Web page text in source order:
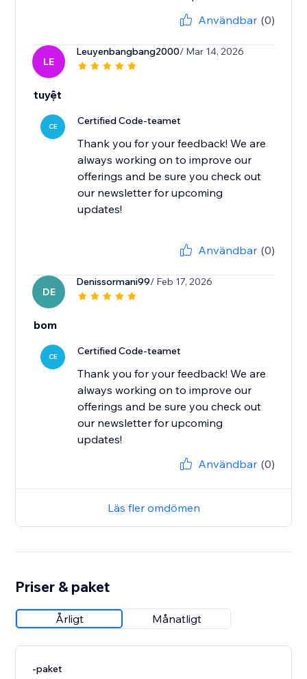
Användbar (0)
LE
Leuyenbangbang2000/ Mar 14, 2026
tuyệt
CE Certified Code-teamet
Thank you for your feedback! We are
always working on to improve our
offerings and be sure you check out
our newsletter for upcoming
updates!
Användbar (0)
DE
Denissormani99/ Feb 17, 2026
bom
CE Certified Code-teamet
Thank you for your feedback! We are
always working on to improve our
offerings and be sure you check out
our newsletter for upcoming
updates!
Användbar (0)
Läs fler omdömen
Priser & paket
Årligt Månatligt
-paket